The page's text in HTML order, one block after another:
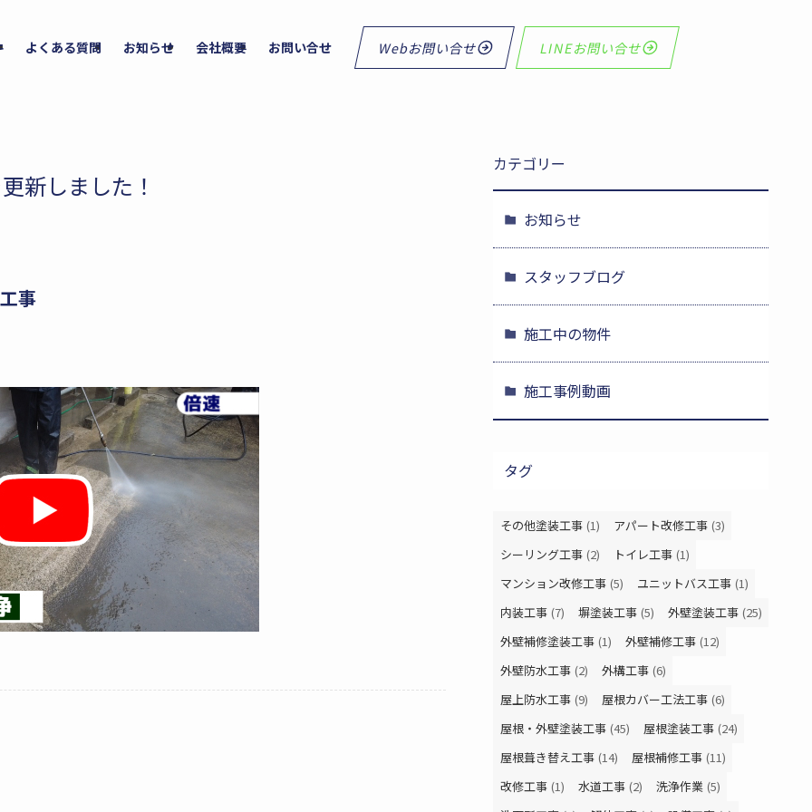
よくある質問 お知らせ 会社概要 お問い合せ Webお問い合せ LINEお問い合せ
新しました！
事
カテゴリー
お知らせ
スタッフブログ
施工中の物件
施工事例動画
タグ
その他塗装工事 (1) アパート改修工事 (3)
シーリング工事 (2) トイレ工事 (1)
マンション改修工事 (5) ユニットバス工事 (1)
内装工事 (7) 塀塗装工事 (5) 外壁塗装工事 (25)
外壁補修塗装工事 (1) 外壁補修工事 (12)
外壁防水工事 (2) 外構工事 (6)
屋上防水工事 (9) 屋根カバー工法工事 (6)
屋根・外壁塗装工事 (45) 屋根塗装工事 (24)
屋根葺き替え工事 (14) 屋根補修工事 (11)
改修工事 (1) 水道工事 (2) 洗浄作業 (5)